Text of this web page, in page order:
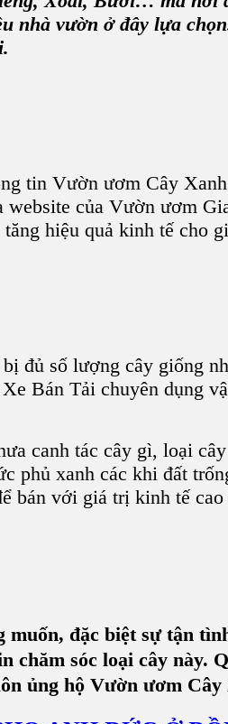
nhà vườn ở đây lựa
.
tin Vườn ươm Cây
website của Vườn ươm
hiệu quả kinh tế cho
đủ số lượng cây giống
Bán Tải chuyên dụng
canh tác cây gì, loại
phủ xanh các khi đất
bán với giá trị kinh tế
đặc biệt sự tận
chăm sóc loại cây này.
ủng hộ Vườn ươm